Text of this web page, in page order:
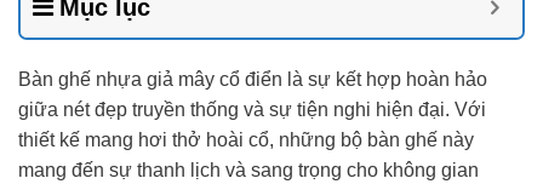
Mục lục
Bàn ghế nhựa giả mây cổ điển là sự kết hợp hoàn hảo
giữa nét đẹp truyền thống và sự tiện nghi hiện đại. Với
thiết kế mang hơi thở hoài cổ, những bộ bàn ghế này
mang đến sự thanh lịch và sang trọng cho không gian